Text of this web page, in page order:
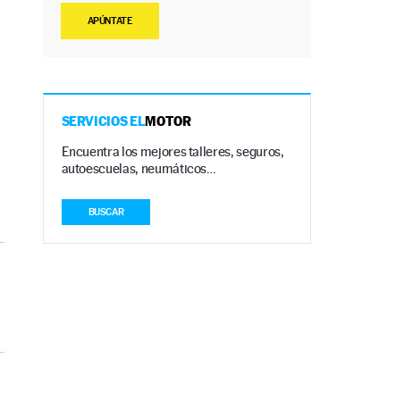
APÚNTATE
SERVICIOS ELMOTOR
Encuentra los mejores talleres, seguros,
autoescuelas, neumáticos…
BUSCAR